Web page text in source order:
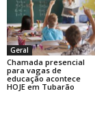
Geral
Chamada presencial
para vagas de
educação acontece
HOJE em Tubarão